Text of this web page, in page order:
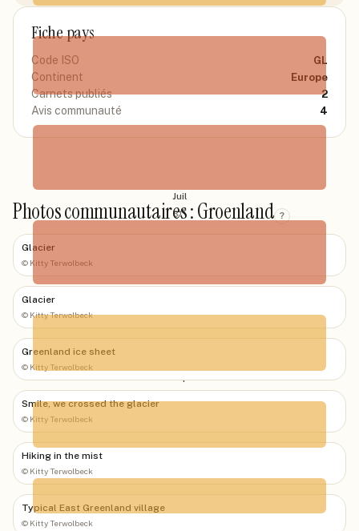
Juil
31°
Fiche pays
Code ISO GL
Continent Europe
Carnets publiés 2
Avis communauté 4
Photos communautaires : Groenland ?
Glacier
© Kitty Terwolbeck
Glacier
© Kitty Terwolbeck
Greenland ice sheet
© Kitty Terwolbeck
Smile, we crossed the glacier
© Kitty Terwolbeck
Hiking in the mist
© Kitty Terwolbeck
Typical East Greenland village
© Kitty Terwolbeck